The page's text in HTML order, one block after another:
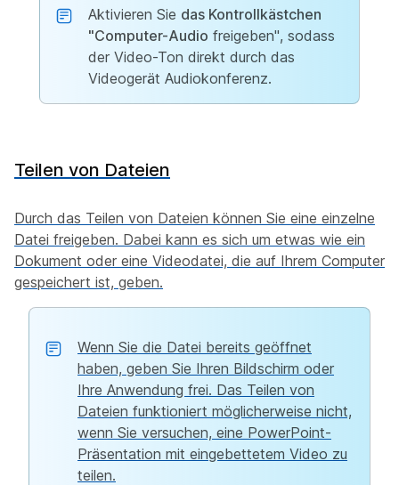
Aktivieren Sie das Kontrollkästchen
"Computer-Audio freigeben", sodass
der Video-Ton direkt durch das
Videogerät Audiokonferenz.
Teilen von Dateien
Durch das Teilen von Dateien können Sie eine einzelne
Datei freigeben. Dabei kann es sich um etwas wie ein
Dokument oder eine Videodatei, die auf Ihrem Computer
gespeichert ist, geben.
Wenn Sie die Datei bereits geöffnet
haben, geben Sie Ihren Bildschirm oder
Ihre Anwendung frei. Das Teilen von
Dateien funktioniert möglicherweise nicht,
wenn Sie versuchen, eine PowerPoint-
Präsentation mit eingebettetem Video zu
teilen.